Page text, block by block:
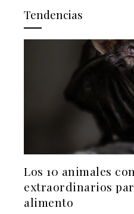
Tendencias
Los 10 animales
extraordinarios
alimento